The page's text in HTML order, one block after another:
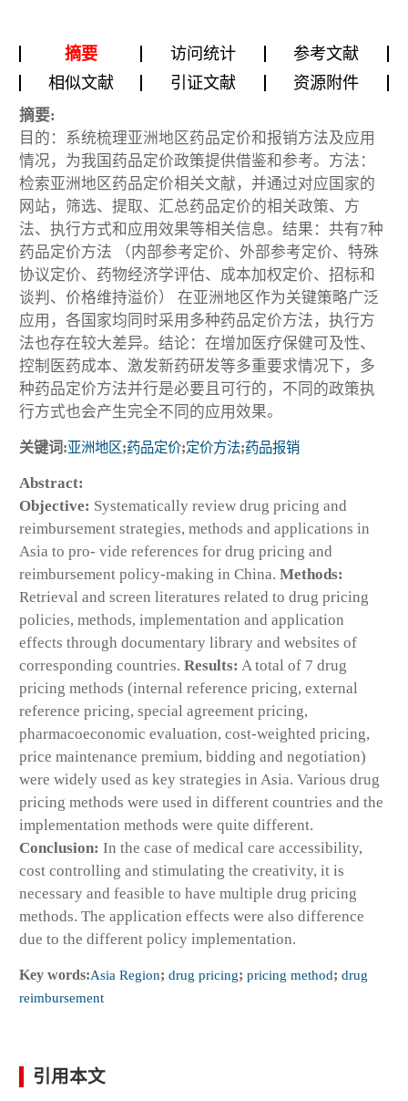
摘要 访问统计
参考文献
相似文献
引证文献 资源附件
摘要:
目的：系统梳理亚洲地区药品定价和报销方法及应用
情况，为我国药品定价政策提供借鉴和参考。方法：
检索亚洲地区药品定价相关文献，并通过对应国家的
网站，筛选、提取、汇总药品定价的相关政策、方
法、执行方式和应用效果等相关信息。结果：共有7种
药品定价方法 （内部参考定价、外部参考定价、特殊
协议定价、药物经济学评估、成本加权定价、招标和
谈判、价格维持溢价） 在亚洲地区作为关键策略广泛
应用，各国家均同时采用多种药品定价方法，执行方
法也存在较大差异。结论：在增加医疗保健可及性、
控制医药成本、激发新药研发等多重要求情况下，多
种药品定价方法并行是必要且可行的，不同的政策执
行方式也会产生完全不同的应用效果。
关键词:亚洲地区;药品定价;定价方法;药品报销
Abstract:
Objective: Systematically review drug pricing and
reimbursement strategies, methods and applications in
Asia to pro- vide references for drug pricing and
reimbursement policy-making in China. Methods:
Retrieval and screen literatures related to drug pricing
policies, methods, implementation and application
effects through documentary library and websites of
corresponding countries. Results: A total of 7 drug
pricing methods (internal reference pricing, external
reference pricing, special agreement pricing,
pharmacoeconomic evaluation, cost-weighted pricing,
price maintenance premium, bidding and negotiation)
were widely used as key strategies in Asia. Various drug
pricing methods were used in different countries and the
implementation methods were quite different.
Conclusion: In the case of medical care accessibility,
cost controlling and stimulating the creativity, it is
necessary and feasible to have multiple drug pricing
methods. The application effects were also difference
due to the different policy implementation.
Key words:Asia Region; drug pricing; pricing method; drug
reimbursement
引用本文